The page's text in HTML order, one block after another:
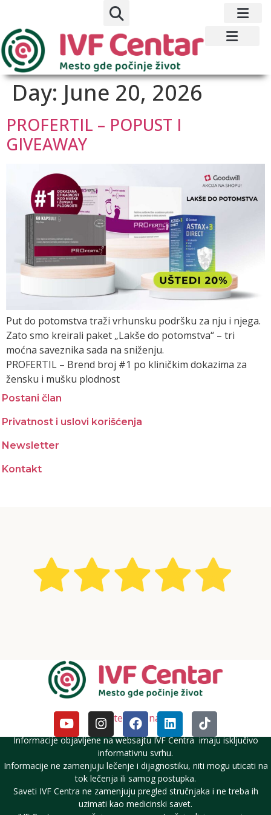
Day: June 20, 2026
PROFERTIL – POPUST I
GIVEAWAY
Put do potomstva traži vrhunsku podršku za nju i njega.
Zato smo kreirali paket „Lakše do potomstva“ – tri
moćna saveznika sada na sniženju.
PROFERTIL – Brend broj #1 po kliničkim dokazima za
žensku i mušku plodnost
Postani član
Privatnost i uslovi korišćenja
Newsletter
Kontakt
Pratite nas i na DM
Informacije objavljene na websajtu IVF Centra imaju isključivo
informativnu svrhu.
Informacije ne zamenjuju lečenje i dijagnostiku, niti mogu uticati na
tok lečenja ili samog postupka.
Saveti IVF Centra ne zamenjuju pregled stručnjaka i ne treba ih
uzimati kao medicinski savet.